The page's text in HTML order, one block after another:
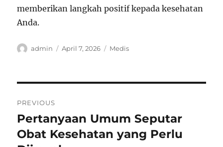
memberikan langkah positif kepada kesehatan
Anda.
Author
admin
Posted
April 7, 2026 Categories
Medis
navigation
PREVIOUS
Previous
post:
Pertanyaan Umum Seputar
Obat Kesehatan yang Perlu